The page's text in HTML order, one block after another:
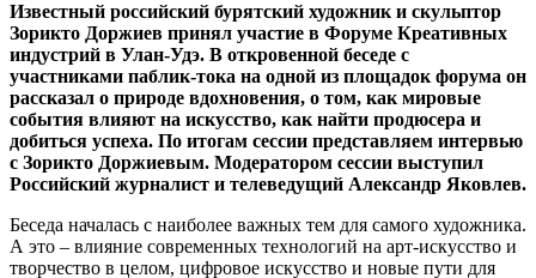
Известный российский бурятский художник и скульптор
Зорикто Доржиев принял участие в Форуме Креативных
индустрий в Улан-Удэ. В откровенной беседе с
участниками паблик-тока на одной из площадок форума он
рассказал о природе вдохновения, о том, как мировые
события влияют на искусство, как найти продюсера и
добиться успеха. По итогам сессии представляем интервью
с Зорикто Доржиевым. Модератором сессии выступил
Российский журналист и телеведущий Александр Яковлев.
Беседа началась с наиболее важных тем для самого художника.
А это – влияние современных технологий на арт-искусство и
творчество в целом, цифровое искусство и новые пути для